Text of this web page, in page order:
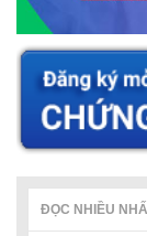
ĐỌC NHIỀU